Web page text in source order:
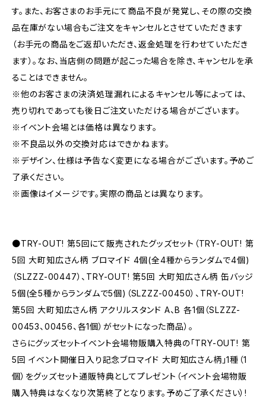
す。また、お客さまのお手元にて商品不良が発覚し、その際の交換
品在庫がない場合もご注文をキャンセルとさせていただきます
（お手元の商品をご返却いただき、返金処理を行わせていただき
ます）。なお、当店側の問題が起こった場合を除き、キャンセルを承
ることはできません。
※他のお客さまの決済処理漏れによるキャンセル等によっては、
売り切れであっても後日ご注文いただける場合がございます。
※イベント会場とは価格は異なります。
※不良品以外の交換対応はできかねます。
※デザイン、仕様は予告なく変更になる場合がございます。予めご
了承ください。
※画像はイメージです。実際の商品とは異なります。
●TRY-OUT! 第5回にて販売されたグッズセット（TRY-OUT! 第
5回 大町知広さん柄 ブロマイド 4個(全4種からランダムで4個)
（SLZZZ-00447）、TRY-OUT! 第5回 大町知広さん柄 缶バッジ
5個(全5種からランダムで5個)（SLZZZ-00450）、TRY-OUT!
第5回 大町知広さん柄 アクリルスタンド A、B 各1個（SLZZZ-
00453、00456、各1個）がセットになった商品）。
さらにグッズセットイベント会場物販購入特典の「TRY-OUT! 第
5回 イベント開催日入り記念ブロマイド 大町知広さん柄」1種（1
個）をグッズセット通販特典としてプレゼント（イベント会場物販
購入特典はなくなり次第終了となります。予めご了承ください）!